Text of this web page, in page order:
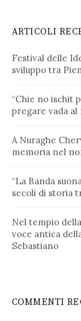
ARTICOLI
Festival delle
sviluppo tra
“Chie no ischit
pregare vada al
A Nuraghe
memoria nel
“La Banda
secoli di storia
Nel tempio
voce antica
Sebastiano
COMMENTI